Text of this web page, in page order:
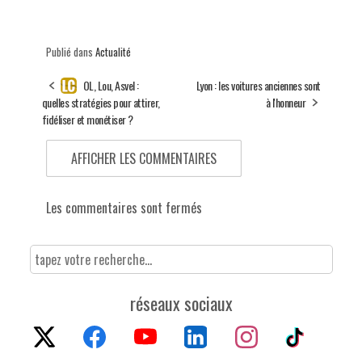
Publié dans Actualité
OL, Lou, Asvel :
quelles stratégies pour attirer,
fidéliser et monétiser ?
Lyon : les voitures anciennes sont
à l'honneur
AFFICHER LES COMMENTAIRES
Les commentaires sont fermés
réseaux sociaux